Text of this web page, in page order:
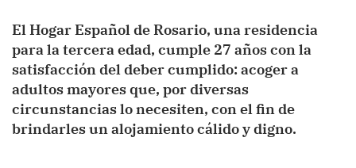
El Hogar Español de Rosario, una residencia
para la tercera edad, cumple 27 años con la
satisfacción del deber cumplido: acoger a
adultos mayores que, por diversas
circunstancias lo necesiten, con el fin de
brindarles un alojamiento cálido y digno.